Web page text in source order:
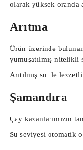
olarak yüksek oranda
Arıtma
Ürün üzerinde
yumuşatılmış nitelikli
Arıtılmış su ile
Şamandıra
Çay kazanlarımızın
Su seviyesi otomatik